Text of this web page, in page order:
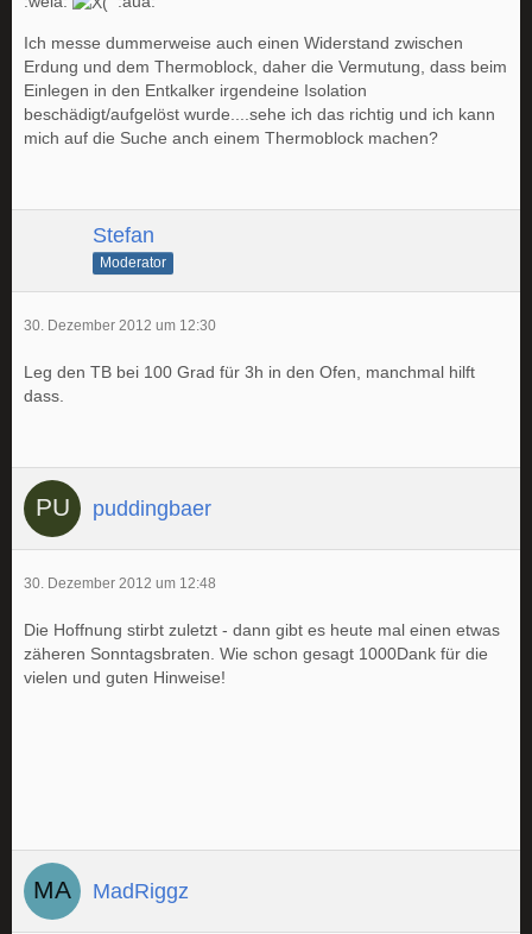
Ich messe dummerweise auch einen Widerstand zwischen
Erdung und dem Thermoblock, daher die Vermutung, dass beim
Einlegen in den Entkalker irgendeine Isolation
beschädigt/aufgelöst wurde....sehe ich das richtig und ich kann
mich auf die Suche anch einem Thermoblock machen?
Stefan
Moderator
30. Dezember 2012 um 12:30
Leg den TB bei 100 Grad für 3h in den Ofen, manchmal hilft
dass.
puddingbaer
30. Dezember 2012 um 12:48
Die Hoffnung stirbt zuletzt - dann gibt es heute mal einen etwas
zäheren Sonntagsbraten. Wie schon gesagt 1000Dank für die
vielen und guten Hinweise!
MadRiggz